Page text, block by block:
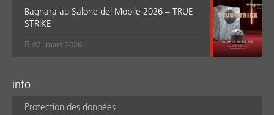
Bagnara au Salone del Mobile 2026 – TRUE
STRIKE
02. mars 2026
info
Protection des données